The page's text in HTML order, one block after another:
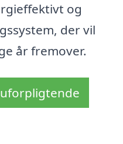
og
der vil
år fremover.